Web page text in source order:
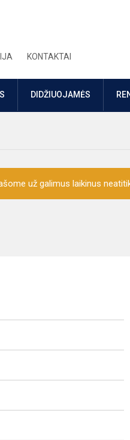
KONTAKTAI
DIDŽIUOJAMĖS
už galimus laikinus